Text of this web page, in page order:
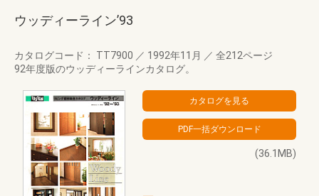
ウッディーライン’93
カタログコード： TT7900 ／ 1992年11月 ／ 全212ページ
92年度版のウッディーラインカタログ。
(36.1MB)